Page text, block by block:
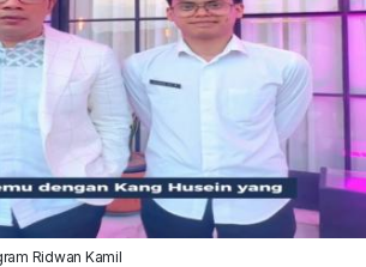
Ridwan Kamil